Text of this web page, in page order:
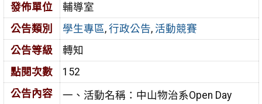
發佈單位
輔導室
公告類別
學生專區, 行政公告, 活動競賽
公告等級
轉知
點閱次數
152
公告內容
一、活動名稱：中山物治系Open Day